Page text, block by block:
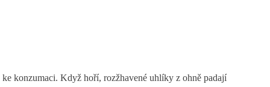
konzumaci. Když hoří, rozžhavené uhlíky z ohně padají